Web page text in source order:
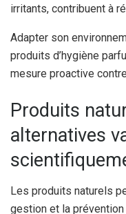
irritants, contribuent à
Adapter son
produits d’hygiène
mesure proactive
Produits
alternatives
Les produits naturels
gestion et la